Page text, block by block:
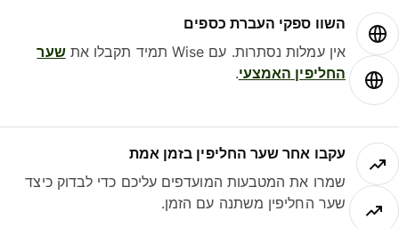
השוו ספקי העברת כספים
אין עמלות נסתרות. עם Wise תמיד תקבלו את
שער
החליפין האמצעי.
עקבו אחר שער החליפין בזמן אמת
שמרו את המטבעות המועדפים עליכם כדי לבדוק כיצד
שער החליפין משתנה עם הזמן.